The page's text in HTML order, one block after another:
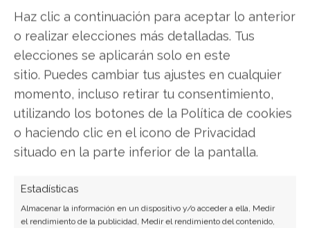
Haz clic a continuación para aceptar lo anterior
o realizar elecciones más detalladas. Tus
elecciones se aplicarán solo en este
sitio. Puedes cambiar tus ajustes en cualquier
momento, incluso retirar tu consentimiento,
utilizando los botones de la Política de cookies
o haciendo clic en el icono de Privacidad
situado en la parte inferior de la pantalla.
Estadísticas
Almacenar la información en un dispositivo y/o acceder a ella, Medir
el rendimiento de la publicidad, Medir el rendimiento del contenido,
Analista tecnológica enfocada en innovación digital,
comercio electrónico y aplicaciones móviles.
Colaboradora habitual en medios especializados
del sector tech.
Ver todos los artículos →